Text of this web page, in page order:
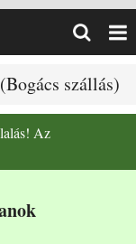
szállás)
Az